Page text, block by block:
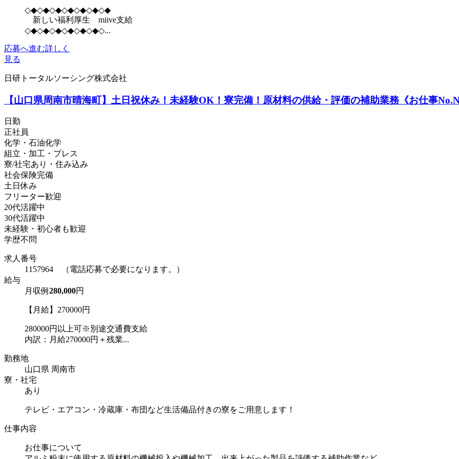
◇◆◇◆◇◆◇◆◇◆◇◆◇◆
新しい福利厚生 miive支給
◇◆◇◆◇◆◇◆◇◆◇◆◇...
応募へ進む詳しく
見る
日研トータルソーシング株式会社
【山口県周南市晴海町】土日祝休み！未経験OK！寮完備！原材料の供給・評価の補助業務《お仕事
日勤
正社員
化学・石油化学
組立・加工・プレス
寮/社宅あり・住み込み
社会保険完備
土日休み
フリーター歓迎
20代活躍中
30代活躍中
未経験・初心者も歓迎
学歴不問
求人番号
1157964 （電話応募で必要になります。）
給与
月収例 280,000円
【月給】270000円
280000円以上可※別途交通費支給
内訳：月給270000円＋残業...
勤務地
山口県 周南市
寮・社宅
あり
テレビ・エアコン・冷蔵庫・布団など生活備品付きの寮をご用意します！
仕事内容
お仕事について